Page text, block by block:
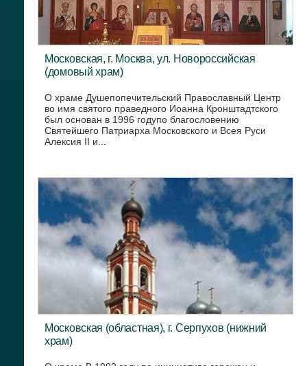
Московская, г. Москва, ул. Новороссийская
(домовый храм)
О храме Душепопечительский Православный Центр
во имя святого праведного Иоанна Кронштадтского
был основан в 1996 годупо благословению
Святейшего Патриарха Московского и Всея Руси
Алексия II и...
Московская (областная), г. Серпухов (нижний
храм)